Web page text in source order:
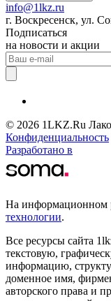
info@1lkz.ru
г. Воскресенск, ул.
Подписаться
на новости и акции
© 2026 1LKZ.Ru
Конфиденциальность
Разработано в
На информационном
технологии.
Все ресурсы сайта
текстовую,
информацию,
доменное имя,
авторского права и